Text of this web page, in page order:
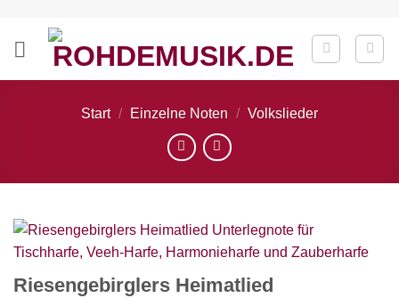
springen
Start / Einzelne Noten / Volkslieder
Riesengebirglers Heimatlied